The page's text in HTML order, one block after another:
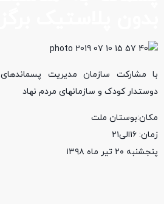
با مشارکت سازمان مدیریت
دوستدار کودک و سازمانهای مردم نهاد
مکان:بوستان ملت
زمان: ۱۶الی۲۱
پنجشنبه ۲۰ تیر ماه ۱۳۹۸